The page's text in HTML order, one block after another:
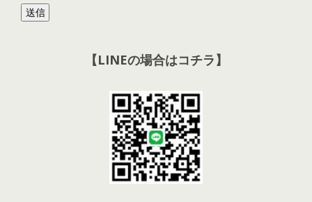
【LINEの場合はコチラ】